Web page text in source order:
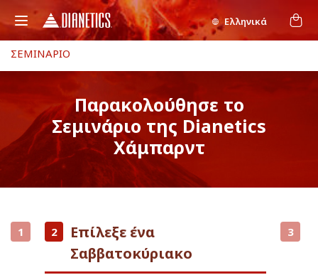
Ελληνικά
ΣΕΜΙΝΑΡΙΟ
Παρακολούθησε το
Σεμινάριο της Dianetics
Χάμπαρντ
1 2
Επίλεξε ένα
Σαββατοκύριακο
3